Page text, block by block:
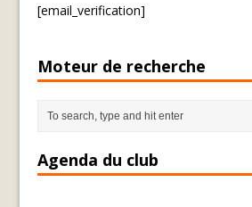
[email_verification]
Moteur de recherche
Agenda du club